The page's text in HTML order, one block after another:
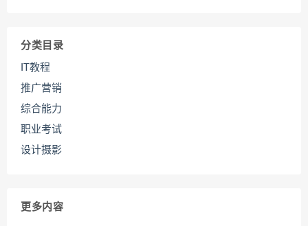
分类目录
IT教程
推广营销
综合能力
职业考试
设计摄影
更多内容